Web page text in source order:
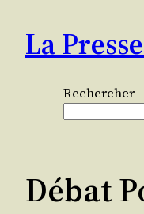
contenu
La
Rechercher
Débat